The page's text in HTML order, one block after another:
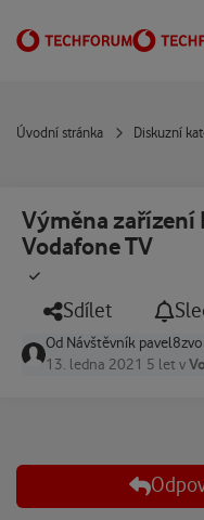
Úvodní stránka Diskuzní
Výměna zařízení
Vodafone TV
Sdílet
Od Návštěvník
13. ledna 2021 5 let v